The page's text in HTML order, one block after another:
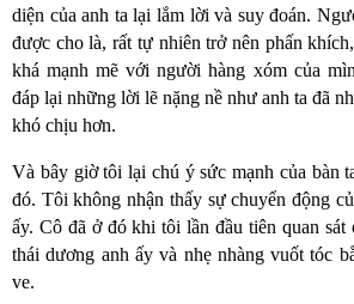
diện của anh ta lại lắm lời và suy đoán.
được cho là, rất tự nhiên trở nên phấn
khá mạnh mẽ với người hàng xóm của
đáp lại những lời lẽ nặng nề như anh ta đã
khó chịu hơn.
Và bây giờ tôi lại chú ý sức mạnh của bàn
đó. Tôi không nhận thấy sự chuyển động
ấy. Cô đã ở đó khi tôi lần đầu tiên quan sát
thái dương anh ấy và nhẹ nhàng vuốt tóc
ve.